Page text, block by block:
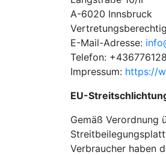
A-6020 Innsbruck
E-Mail-Adresse:
Telefon:
Impressum: https://
EU-
Gemäß Verordnung
Verbraucher haben